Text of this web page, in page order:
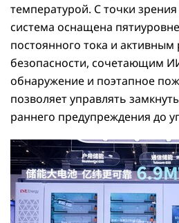
температурой. С точки
система оснащена
постоянного тока и
безопасности, сочетающим
обнаружение и поэтапное
позволяет управлять
раннего предупреждения до